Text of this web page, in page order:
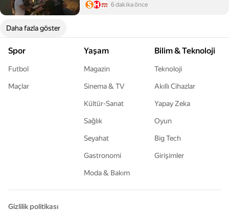
6 dakika önce
Daha fazla göster
Spor
Futbol
Maçlar
Yaşam
Magazin
Sinema & TV
Kültür-Sanat
Sağlık
Seyahat
Gastronomi
Moda & Bakım
Bilim & Teknoloji
Teknoloji
Akıllı Cihazlar
Yapay Zeka
Oyun
Big Tech
Girişimler
Gizlilik politikası